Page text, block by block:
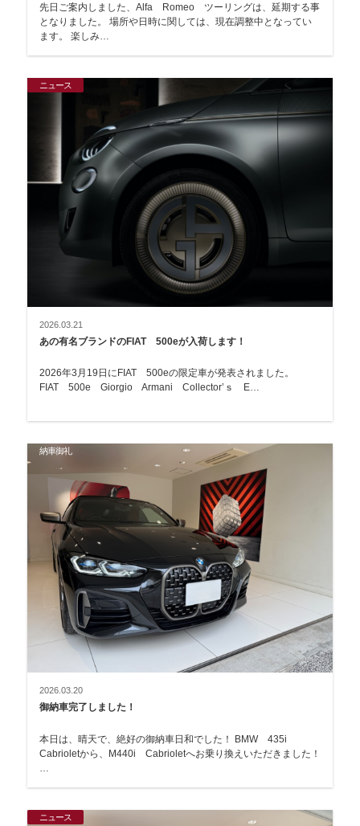
先日ご案内しました、Alfa Romeo ツーリングは、延期する事
となりました。 場所や日時に関しては、現在調整中となってい
ます。 楽しみ…
ニュース
2026.03.21
あの有名ブランドのFIAT 500eが入荷します！
2026年3月19日にFIAT 500eの限定車が発表されました。
FIAT 500e Giorgio Armani Collector’ｓ E…
納車御礼
2026.03.20
御納車完了しました！
本日は、晴天で、絶好の御納車日和でした！ BMW 435i
Cabrioletから、M440i Cabrioletへお乗り換えいただきました！
ニュース